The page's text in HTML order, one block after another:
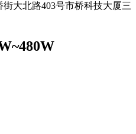
大北路403号市桥科技大厦三